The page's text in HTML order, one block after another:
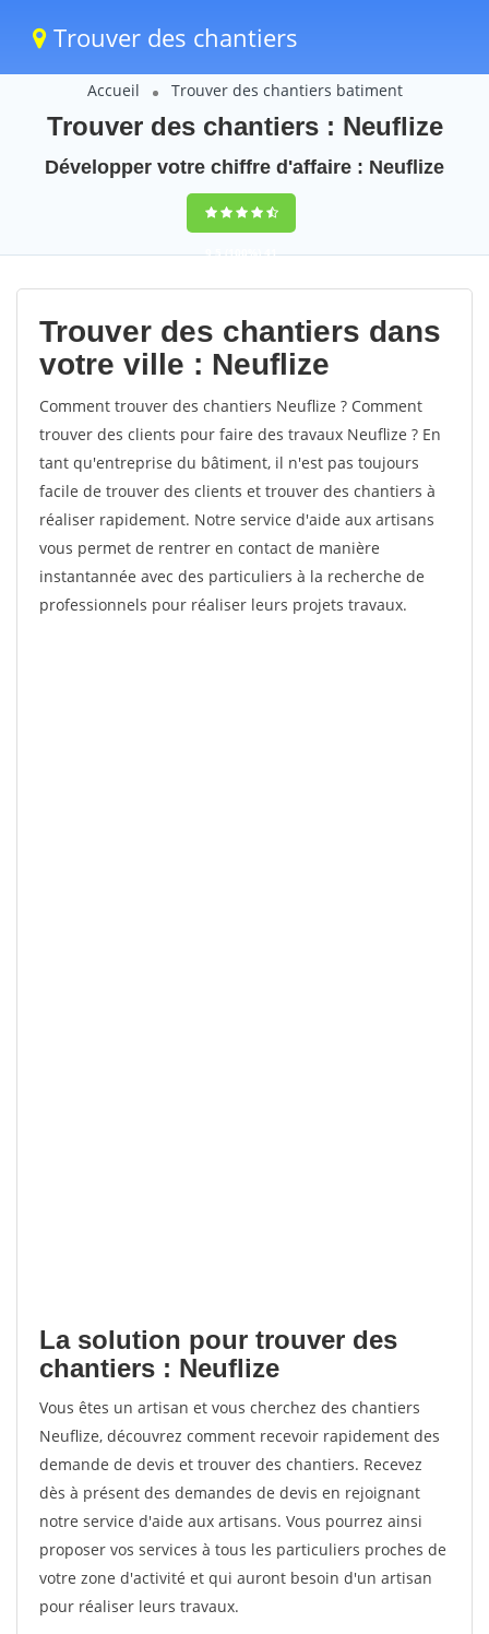
Trouver des chantiers
Accueil Trouver des chantiers batiment
Trouver des chantiers : Neuflize
Développer votre chiffre d'affaire : Neuflize
9,5(100%)41
votes
Trouver des chantiers dans
votre ville : Neuflize
Comment trouver des chantiers Neuflize ? Comment
trouver des clients pour faire des travaux Neuflize ? En
tant qu'entreprise du bâtiment, il n'est pas toujours
facile de trouver des clients et trouver des chantiers à
réaliser rapidement. Notre service d'aide aux artisans
vous permet de rentrer en contact de manière
instantannée avec des particuliers à la recherche de
professionnels pour réaliser leurs projets travaux.
La solution pour trouver des
chantiers : Neuflize
Vous êtes un artisan et vous cherchez des chantiers
Neuflize, découvrez comment recevoir rapidement des
demande de devis et trouver des chantiers. Recevez
dès à présent des demandes de devis en rejoignant
notre service d'aide aux artisans. Vous pourrez ainsi
proposer vos services à tous les particuliers proches de
votre zone d'activité et qui auront besoin d'un artisan
pour réaliser leurs travaux.